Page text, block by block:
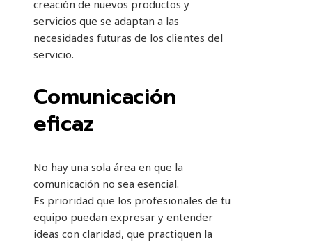
creación de nuevos productos y
servicios que se adaptan a las
necesidades futuras de los clientes del
servicio.
Comunicación
eficaz
No hay una sola área en que la
comunicación no sea esencial.
Es prioridad que los profesionales de tu
equipo puedan expresar y entender
ideas con claridad, que practiquen la